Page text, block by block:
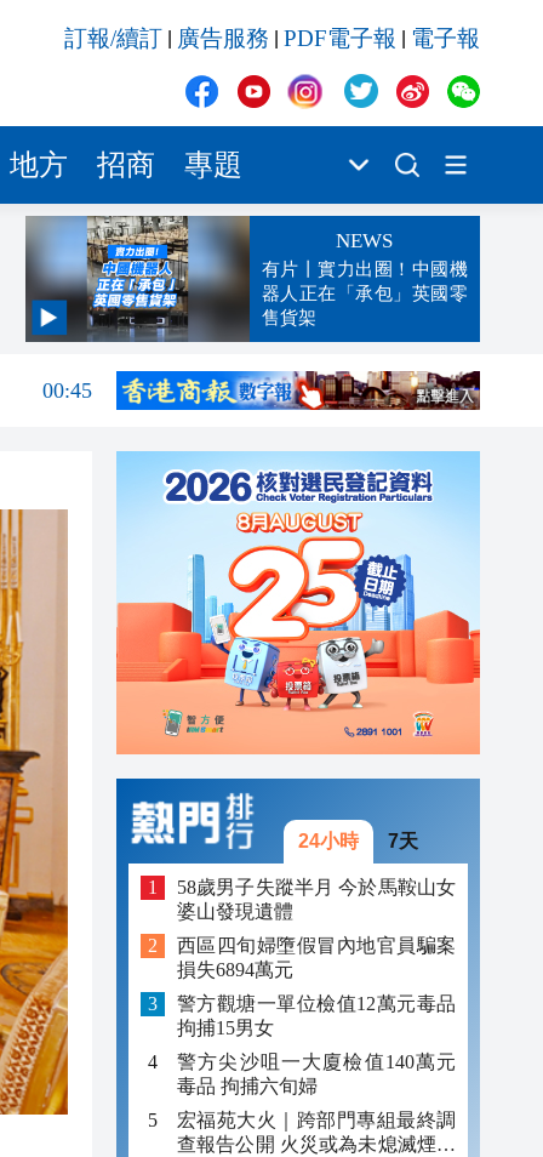
訂報/續訂 廣告服務 PDF電子報 電子報
地方 招商 專題
NEWS
有片丨實力出圈！中國機
器人正在「承包」英國零
售貨架
04:11
24小時 7天
58歲男子失蹤半月 今於馬鞍山女
婆山發現遺體
西區四旬婦墮假冒內地官員騙案
損失6894萬元
警方觀塘一單位檢值12萬元毒品
拘捕15男女
警方尖沙咀一大廈檢值140萬元
毒品 拘捕六旬婦
宏福苑大火｜跨部門專組最終調
查報告公開 火災或為未熄滅煙頭